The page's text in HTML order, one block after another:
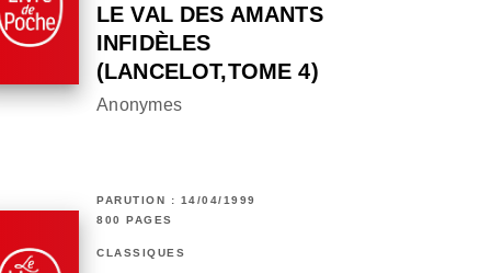
LE VAL DES AMANTS
INFIDÈLES
(LANCELOT,TOME 4)
Anonymes
PARUTION : 14/04/1999
800 PAGES
CLASSIQUES